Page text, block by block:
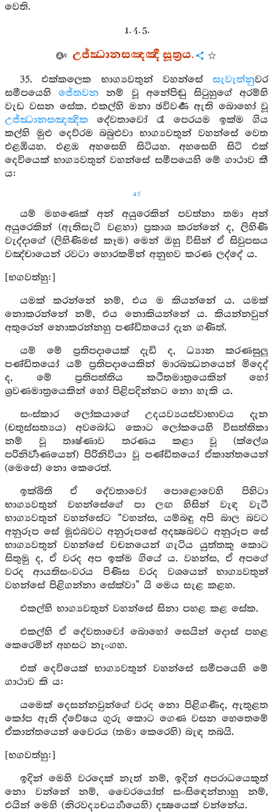
වෙති.
1. 4. 5.
උජ්ඣානසඤඤී සූත්‍රය.
35. එක්කලෙක භාග්‍යවතුන් වහන්සේ සැවැත්නුවර
සමීපයෙහිජේතවන නම් වූ අනේපිඬු සිටුහුගේ අරම්හි
වැඩ වසන සේක. එකල්හි මනා ඡවිවර්‍ණ ඇති බොහෝ වූ
උජ්ඣානසඤඤික දේවතාවෝ රෑ පෙරයම ඉක්ම ගිය
කල්හි මුළු දෙව්රම බබුළුවා භාග්‍යවතුන් වහන්සේ වෙත
එළඹියහ. එළඹ අහසෙහි සිටියහ. අහසෙහි සිටි එක්
දෙවියෙක් භාග්‍යවතුන් වහන්සේ සමීපයෙහි මේ ගාථාව කී
ය:
45
යම් මහණෙක් අන් අයුරෙකින් පවත්නා තමා අන්
අයුරෙකින් (ඇතිසැටි වළහා) ප්‍රකාශ කරන්නේ ද, ලිහිණි
වැද්දාගේ (ලිහිණිමස් කෑම) මෙන් ඔහු විසින් ඒ සිවුපසය
වඤ්චායෙන් රවටා හොරකමින් අනුභව කරණ ලද්දේ ය.
[භගවත්හු:]
යමක් කරන්නේ නම්, එය ම කියන්නේ ය. යමක්
නොකරන්නේ නම්, එය නොකියන්නේ ය. කියන්නවුන්
අතුරෙන් නොකරන්නහු පණ්ඩිතයෝ දැන ගණිත්.
යම් මේ ප්‍රතිපදායෙක් දැඩි ද, ධ්‍යාන කරණසුලු
පණ්ඩිතයෝ යම් ප්‍රතිපදායෙකින් මාරබන්‍ධනයෙන් මිදෙද්
ද, මේ ප්‍රතිපත්තිය කථිතමාත්‍රයෙකින් හෝ
ශ්‍රවණමාත්‍රයෙකින් හෝ පිළිපදින්නට නො හැකි ය.
සංස්කාර ලෝකයාගේ උදයව්‍යයස්වාභාවය දැන
(චතුස්සත්‍යය) අවබෝධ කොට ලෝකයෙහි විසත්තිකා
නම් වූ තෘෂ්ණාව තරණය කළා වූ (ක්ලේශ
පරිනිර්‍වාණයෙන්) පිරිනිවියා වූ පණ්ඩිතයෝ ඒකාන්තයෙන්
(මෙසේ) නො කෙරෙත්.
ඉක්බිති ඒ දේවතාවෝ පොළොවෙහි පිහිටා
භාග්‍යවතුන් වහන්සේගේ පා ලඟ හිසින් වැඳ වැටී
භාග්‍යවතුන් වහන්සේට “වහන්ස, යම්බඳු අපි බාල බවට
අනුරූප සේ මූඪබවට අනුරූපසේ අදක්‍ෂබවට අනුරූප සේ
භාග්‍යවතුන් වහන්සේ වචනයෙන් ගැටිය යුත්තකු කොට
සිතුමු ද, ඒ වරද අප ඉක්ම ගියේ ය. වහන්ස, ඒ අපගේ
වරද ආයතිසංවරය පිණිස වරද වශයෙන් භාග්‍යවතුන්
වහන්සේ පිළිගන්නා සේක්වා” යි මෙය සැළ කළහ.
එකල්හි භාග්‍යවතුන් වහන්සේ සිනා පහළ කළ සේක.
එකල්හි ඒ දේවතාවෝ බොහෝ සෙයින් දොස් පහළ
කෙරෙමින් අහසට නැංගහ.
එක් දෙවියෙක් භාග්‍යවතුන් වහන්සේ සමීපයෙහි මේ
ගාථාව කි ය:
යමෙක් දෙසන්නවුන්ගේ වරද නො පිළිගණීද, ඇතුළත
කෝප ඇති ද්වේෂය ගුරු කොට ගෙණ වසන හෙතෙමේ
ඒකාන්තයෙන් වෛරය (තමා කෙරෙහි) බැඳ තබයි.
[භගවත්හු:]
ඉදින් මෙහි වරදෙක් නැත් නම්, ඉදින් අපරාධයෙකුත්
නො වන්නේ නම්, වෛරයෝත් සංසිඳෙන්නාහු නම්,
එයින් මෙහි (නිරවද්‍යචර්‍ය්‍යායෙහි) දක්‍ෂයෙක් වන්නේය.